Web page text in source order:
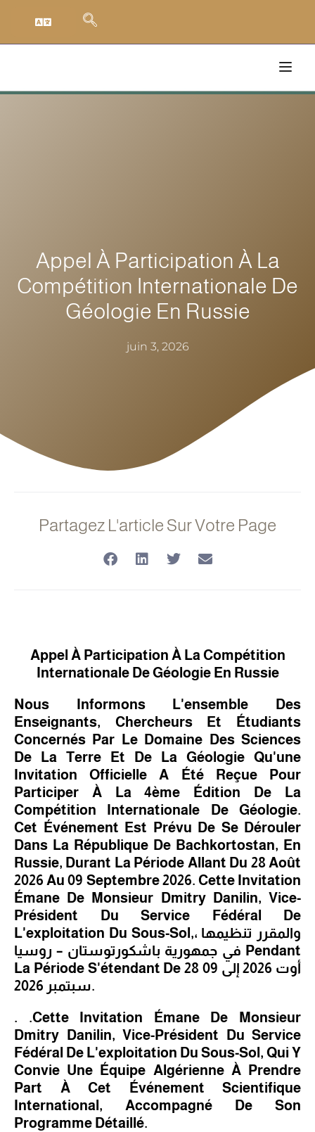
Appel À Participation À La
Compétition Internationale De
Géologie En Russie
juin 3, 2026
Partagez L'article Sur Votre Page
Appel À Participation À La Compétition
Internationale De Géologie En Russie
Nous Informons L'ensemble Des
Enseignants, Chercheurs Et Étudiants
Concernés Par Le Domaine Des Sciences
De La Terre Et De La Géologie Qu'une
Invitation Officielle A Été Reçue Pour
Participer À La 4ème Édition De La
Compétition Internationale De Géologie.
Cet Événement Est Prévu De Se Dérouler
Dans La République De Bachkortostan, En
Russie, Durant La Période Allant Du 28 Août
2026 Au 09 Septembre 2026. Cette Invitation
Émane De Monsieur Dmitry Danilin, Vice-
Président Du Service Fédéral De
L'exploitation Du Sous-Sol,، والمقرر تنظيمها
في جمهورية باشكورتوستان – روسيا
Pendant
La Période S'étendant De 28 أوت 2026 إلى 09
سبتمبر 2026.
. .Cette Invitation Émane De Monsieur
Dmitry Danilin, Vice-Président Du Service
Fédéral De L'exploitation Du Sous-Sol, Qui Y
Convie Une Équipe Algérienne À Prendre
Part À Cet Événement Scientifique
International, Accompagné De Son
Programme Détaillé.